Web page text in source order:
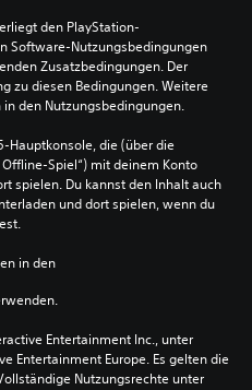
den PlayStation-
Software-Nutzungsbedingungen
Zusatzbedingungen. Der
zu diesen Bedingungen. Weitere
den Nutzungsbedingungen.
Hauptkonsole, die (über die
Spiel“) mit deinem Konto
spielen. Du kannst den Inhalt auch
und dort spielen, wenn du
in den
Entertainment Inc., unter
Entertainment Europe. Es gelten die
Nutzungsrechte unter